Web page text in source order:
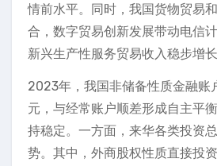
情前水平。同时，我国货物贸易
合，数字贸易创新发展带动电信
新兴生产性服务贸易收入稳步增长
2023年，我国非储备性质金融账
元，与经常账户顺差形成自主平
持稳定。一方面，来华各类投资
势。其中，外商股权性质直接投